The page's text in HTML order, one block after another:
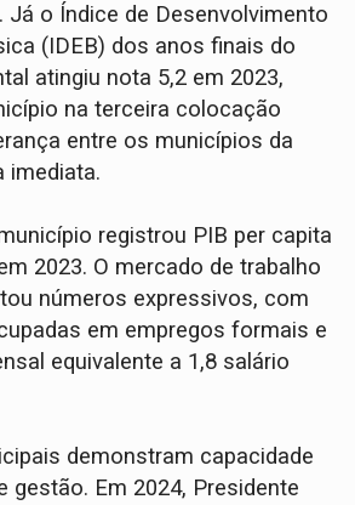
Já o Índice de Desenvolvimento
(IDEB) dos anos finais do
atingiu nota 5,2 em 2023,
na terceira colocação
entre os municípios da
imediata.
registrou PIB per capita
2023. O mercado de trabalho
números expressivos, com
em empregos formais e
equivalente a 1,8 salário
demonstram capacidade
gestão. Em 2024, Presidente